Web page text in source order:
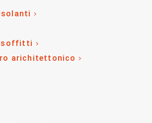
soffitti
arichitettonico